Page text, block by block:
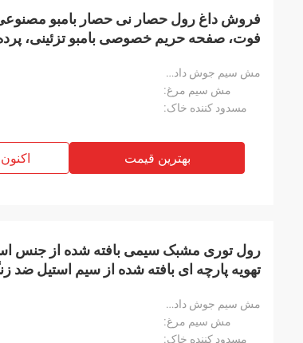
فوت، صفحه حریم خصوصی بامبو تزئینی،
مش سیم جوش داده شده:
مش سیم مرغ:
مسدود کننده خاک:
بهترین قیمت
تهویه پارچه ای بافته شده از سیم استیل
مش سیم جوش داده شده:
مش سیم مرغ:
مسدود کننده خاک: